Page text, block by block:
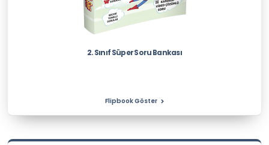
2. Sınıf Süper Soru Bankası
Flipbook Göster